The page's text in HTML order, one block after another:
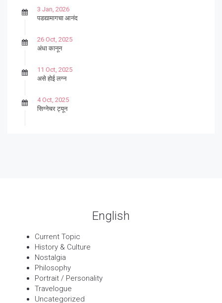
3 Jan, 2026
पडद्यामागचा आनंद
26 Oct, 2025
अंधा कानून
11 Oct, 2025
असे होई लग्न
4 Oct, 2025
सिग्नेचर ट्यून
English
Current Topic
History & Culture
Nostalgia
Philosophy
Portrait / Personality
Travelogue
Uncategorized